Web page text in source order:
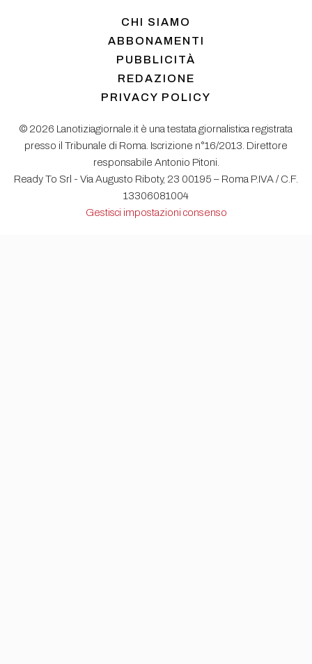
CHI SIAMO
ABBONAMENTI
PUBBLICITÀ
REDAZIONE
PRIVACY POLICY
© 2026 Lanotiziagiornale.it è una testata giornalistica registrata
presso il Tribunale di Roma. Iscrizione n°16/2013. Direttore
responsabile Antonio Pitoni.
Ready To Srl - Via Augusto Riboty, 23 00195 – Roma P.IVA / C.F.
13306081004
Gestisci impostazioni consenso